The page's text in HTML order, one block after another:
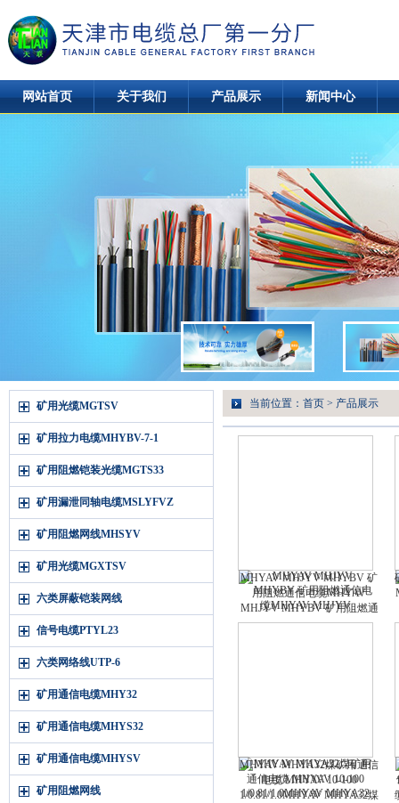
网站首页 关于我们 产品展示 新闻中心
矿用光缆MGTSV
矿用拉力电缆MHYBV-7-1
矿用阻燃铠装光缆MGTS33
矿用漏泄同轴电缆MSLYFVZ
矿用阻燃网线MHSYV
矿用光缆MGXTSV
六类屏蔽铠装网线
信号电缆PTYL23
六类网络线UTP-6
矿用通信电缆MHY32
矿用通信电缆MHYS32
矿用通信电缆MHYSV
矿用阻燃网线
当前位置： 首页 > 产品展示
MHYAV MHJYV MHYBV 矿
用阻燃通信电缆MHYAV
MHJYV MHYBV 矿用阻燃通
信电缆
MHYAV MHYA32煤矿用通信
电缆 MHYAV 10-100
1/0.81/1.0MHYAV MHYA32煤